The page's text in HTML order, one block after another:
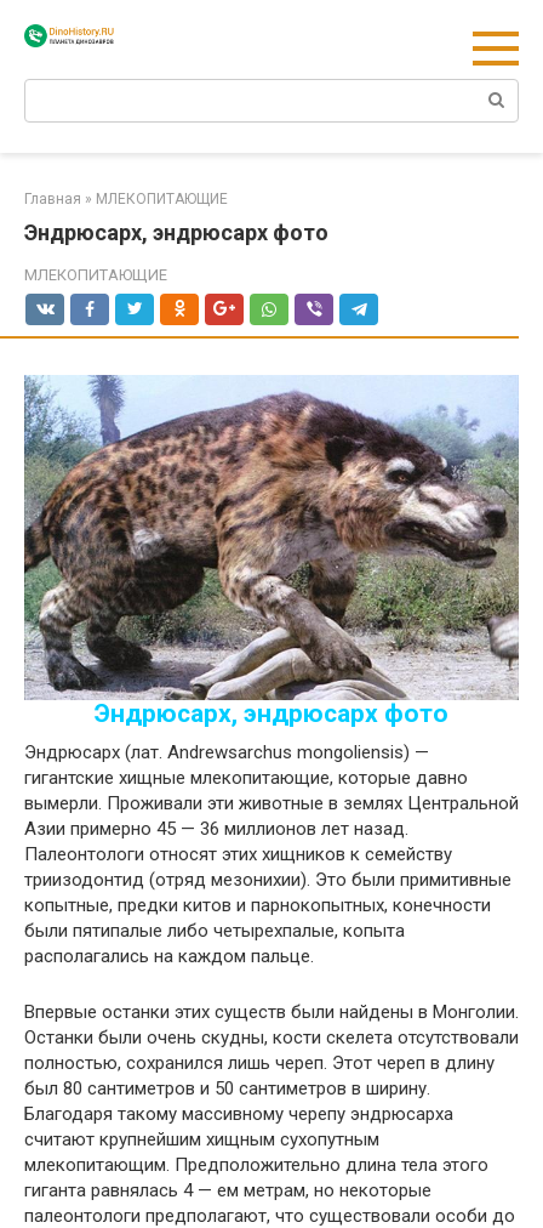
Главная » МЛЕКОПИТАЮЩИЕ
Эндрюсарх, эндрюсарх фото
МЛЕКОПИТАЮЩИЕ
Эндрюсарх, эндрюсарх фото
Эндрюсарх (лат. Andrewsarchus mongoliensis) —
гигантские хищные млекопитающие, которые давно
вымерли. Проживали эти животные в землях Центральной
Азии примерно 45 — 36 миллионов лет назад.
Палеонтологи относят этих хищников к семейству
триизодонтид (отряд мезонихии). Это были примитивные
копытные, предки китов и парнокопытных, конечности
были пятипалые либо четырехпалые, копыта
располагались на каждом пальце.
Впервые останки этих существ были найдены в Монголии.
Останки были очень скудны, кости скелета отсутствовали
полностью, сохранился лишь череп. Этот череп в длину
был 80 сантиметров и 50 сантиметров в ширину.
Благодаря такому массивному черепу эндрюсарха
считают крупнейшим хищным сухопутным
млекопитающим. Предположительно длина тела этого
гиганта равнялась 4 — ем метрам, но некоторые
палеонтологи предполагают, что существовали особи до